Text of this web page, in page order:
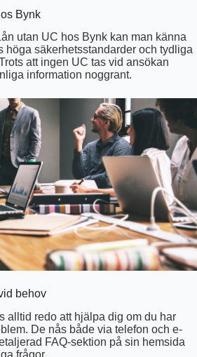
Bynk
utan UC hos Bynk kan man känna
höga säkerhetsstandarder och tydliga
att ingen UC tas vid ansökan
information noggrant.
behov
alltid redo att hjälpa dig om du har
De nås både via telefon och e-
FAQ-sektion på sin hemsida
frågor.